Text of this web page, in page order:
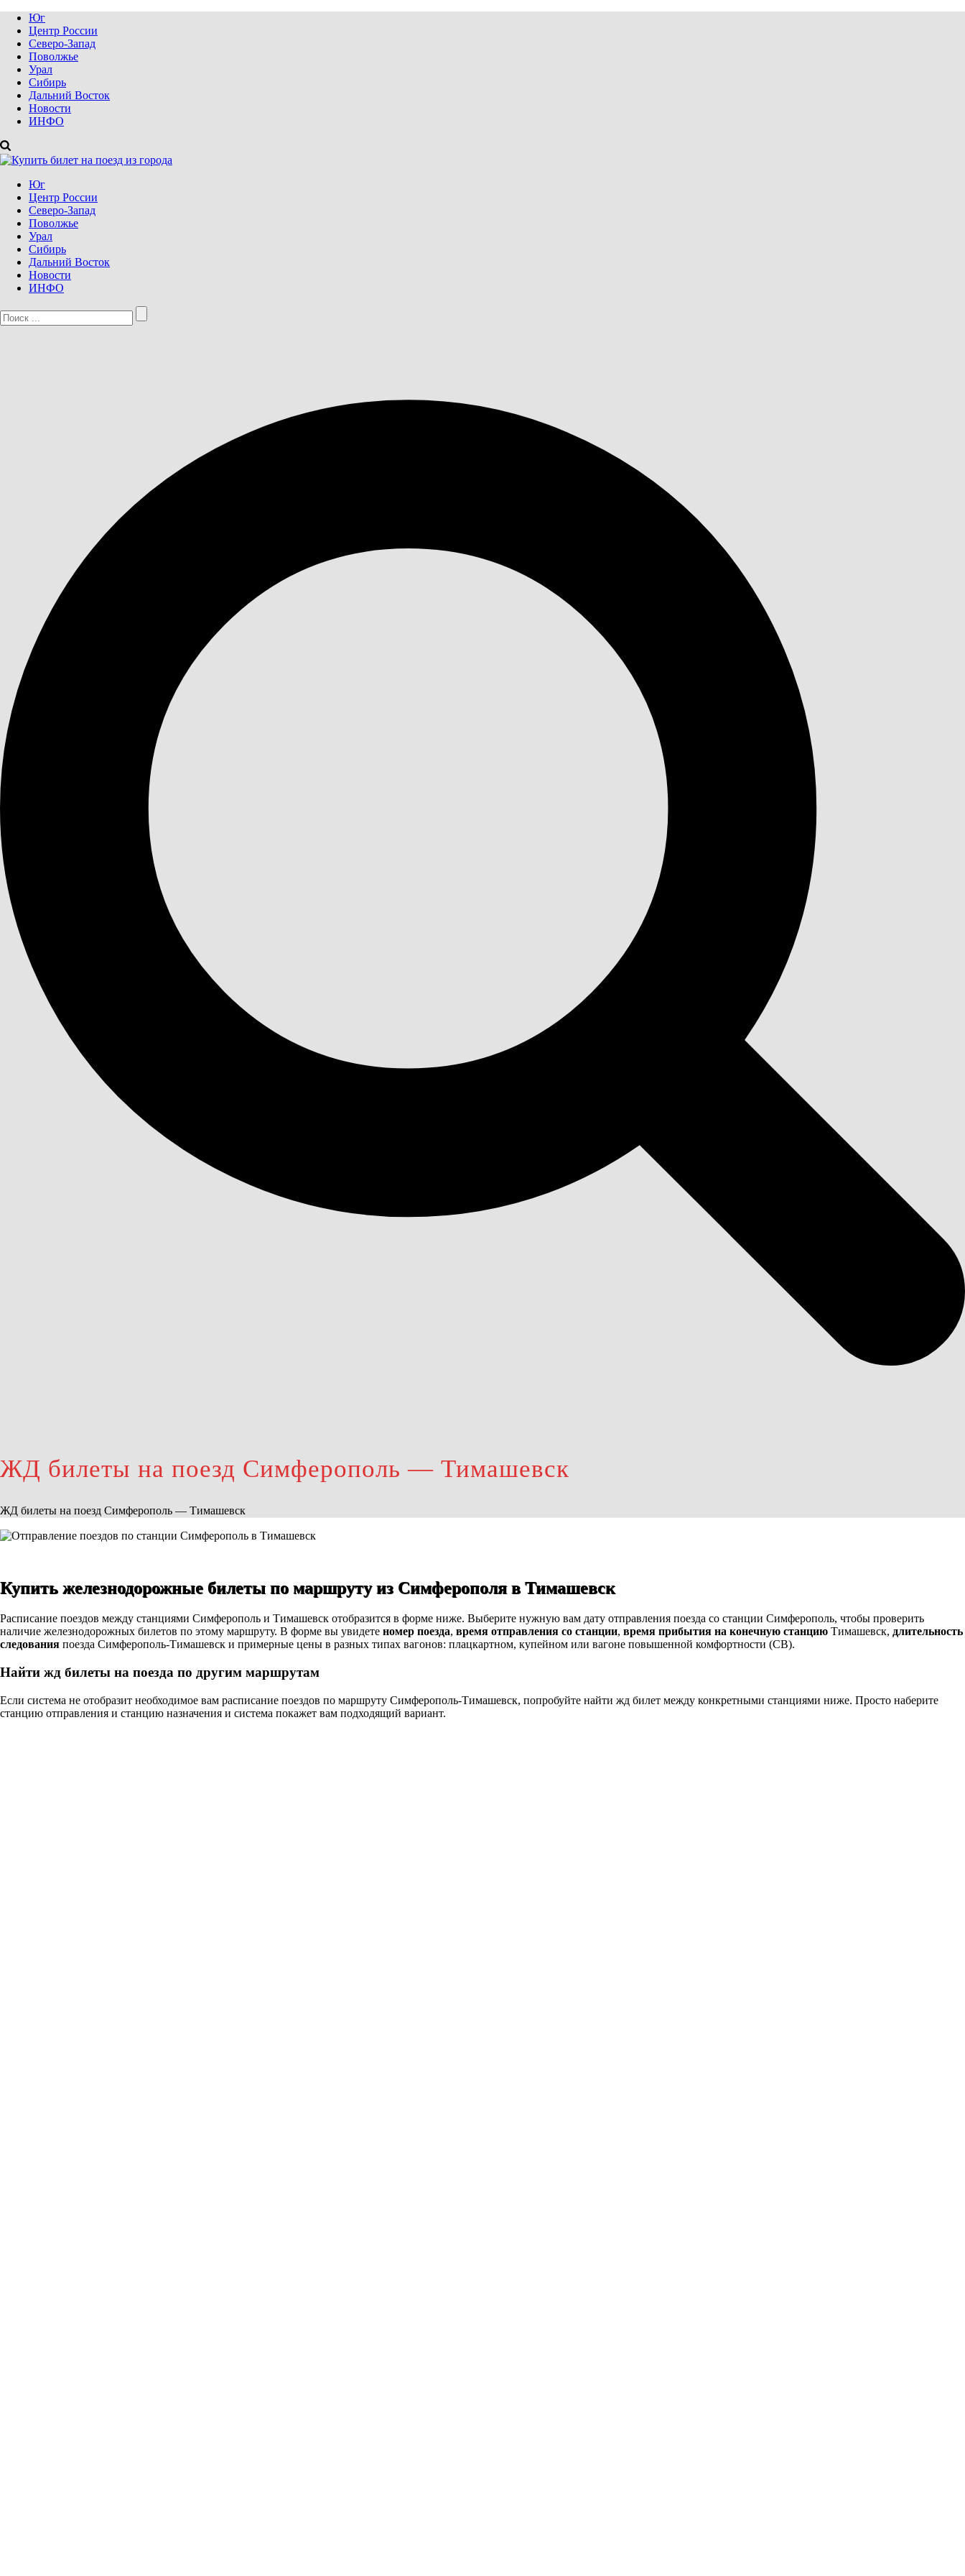
Юг
Центр России
Северо-Запад
Поволжье
Урал
Сибирь
Дальний Восток
Новости
ИНФО
Юг
Центр России
Северо-Запад
Поволжье
Урал
Сибирь
Дальний Восток
Новости
ИНФО
ЖД билеты на поезд Симферополь — Тимашевск
ЖД билеты на поезд Симферополь — Тимашевск
Купить железнодорожные билеты по маршруту из Симферополя в Тимашевск
Расписание поездов между станциями Симферополь и Тимашевск отобразится в форме ниже. Выберите нужную вам дату отправления поезда со станции Симферополь, чтобы проверить
наличие железнодорожных билетов по этому маршруту. В форме вы увидете номер поезда, время отправления со станции, время прибытия на конечную станцию Тимашевск, длительность
следования поезда Симферополь-Тимашевск и примерные цены в разных типах вагонов: плацкартном, купейном или вагоне повышенной комфортности (СВ).
Найти жд билеты на поезда по другим маршрутам
Если система не отобразит необходимое вам расписание поездов по маршруту Симферополь-Тимашевск, попробуйте найти жд билет между конкретными станциями ниже. Просто наберите
станцию отправления и станцию назначения и система покажет вам подходящий вариант.